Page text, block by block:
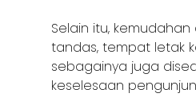
Selain itu,
tandas, tempat letak
sebagainya juga
keselesaan